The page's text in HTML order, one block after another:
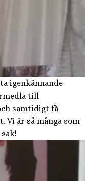
igenkännande
till
samtidigt få
Vi är så många som